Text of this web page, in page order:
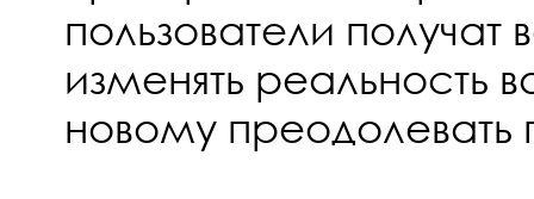
пользователи получат
изменять реальность
новому преодолевать